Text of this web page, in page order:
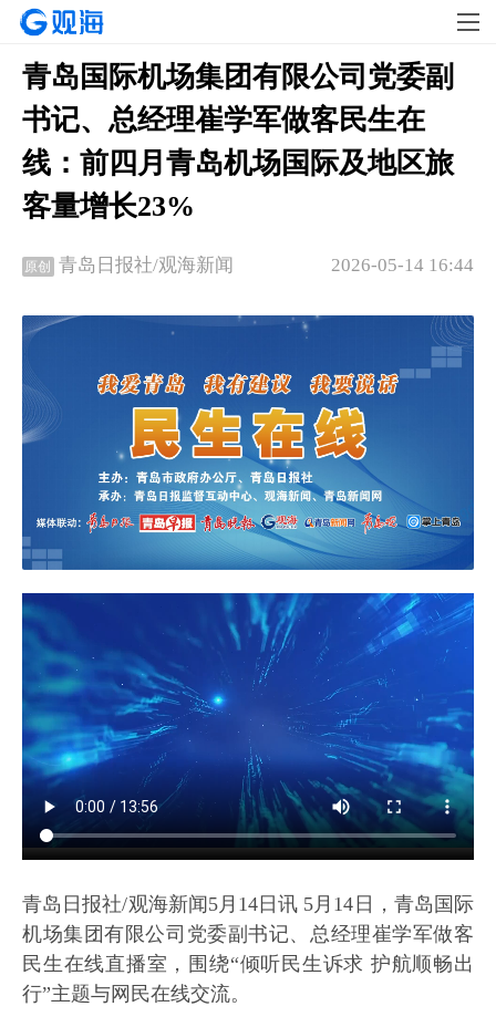
青岛国际机场集团有限公司党委副
书记、总经理崔学军做客民生在
线：前四月青岛机场国际及地区旅
客量增长23%
原创 2026-05-14 16:44
青岛日报社/观海新闻
青岛日报社/观海新闻5月14日讯 5月14日，青岛国际
机场集团有限公司党委副书记、总经理崔学军做客
民生在线直播室，围绕“倾听民生诉求 护航顺畅出
行”主题与网民在线交流。